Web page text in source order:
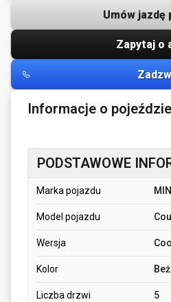
Umów jazdę
Zapytaj o
Informacje o pojeździe
PODSTAWOWE
Marka pojazdu MINI
Model pojazdu
Wersja
Kolor
Liczba drzwi 5